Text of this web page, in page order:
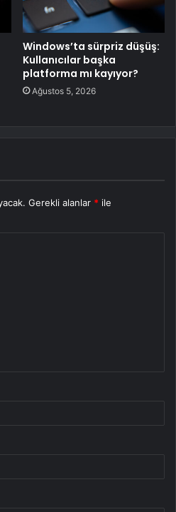
Windows’ta sürpriz düşüş:
Kullanıcılar başka
platforma mı kayıyor?
Ağustos 5, 2026
Gerekli alanlar * ile